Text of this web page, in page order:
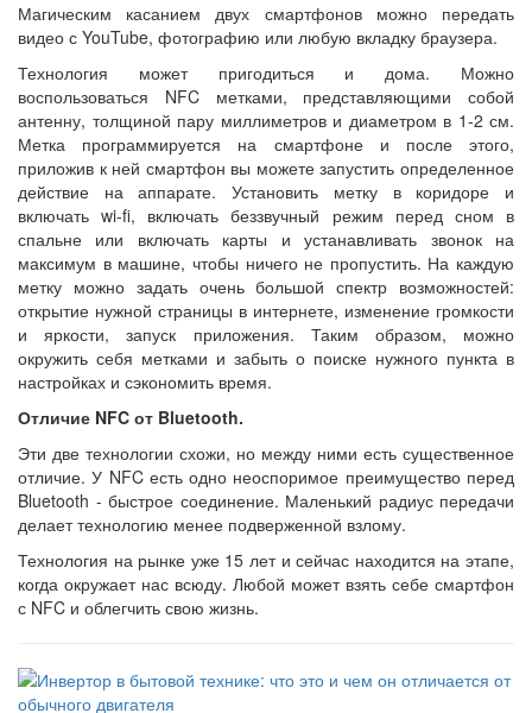
Магическим касанием двух смартфонов можно передать
видео с YouTube, фотографию или любую вкладку браузера.
Технология может пригодиться и дома. Можно
воспользоваться NFC метками, представляющими собой
антенну, толщиной пару миллиметров и диаметром в 1-2 см.
Метка программируется на смартфоне и после этого,
приложив к ней смартфон вы можете запустить определенное
действие на аппарате. Установить метку в коридоре и
включать wi-fi, включать беззвучный режим перед сном в
спальне или включать карты и устанавливать звонок на
максимум в машине, чтобы ничего не пропустить. На каждую
метку можно задать очень большой спектр возможностей:
открытие нужной страницы в интернете, изменение громкости
и яркости, запуск приложения. Таким образом, можно
окружить себя метками и забыть о поиске нужного пункта в
настройках и сэкономить время.
Отличие NFC от Bluetooth.
Эти две технологии схожи, но между ними есть существенное
отличие. У NFC есть одно неоспоримое преимущество перед
Bluetooth - быстрое соединение. Маленький радиус передачи
делает технологию менее подверженной взлому.
Технология на рынке уже 15 лет и сейчас находится на этапе,
когда окружает нас всюду. Любой может взять себе смартфон
с NFC и облегчить свою жизнь.